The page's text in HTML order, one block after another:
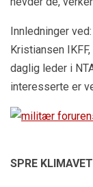
Innledninger
Kristiansen
daglig leder i
interesserte er
SPRE